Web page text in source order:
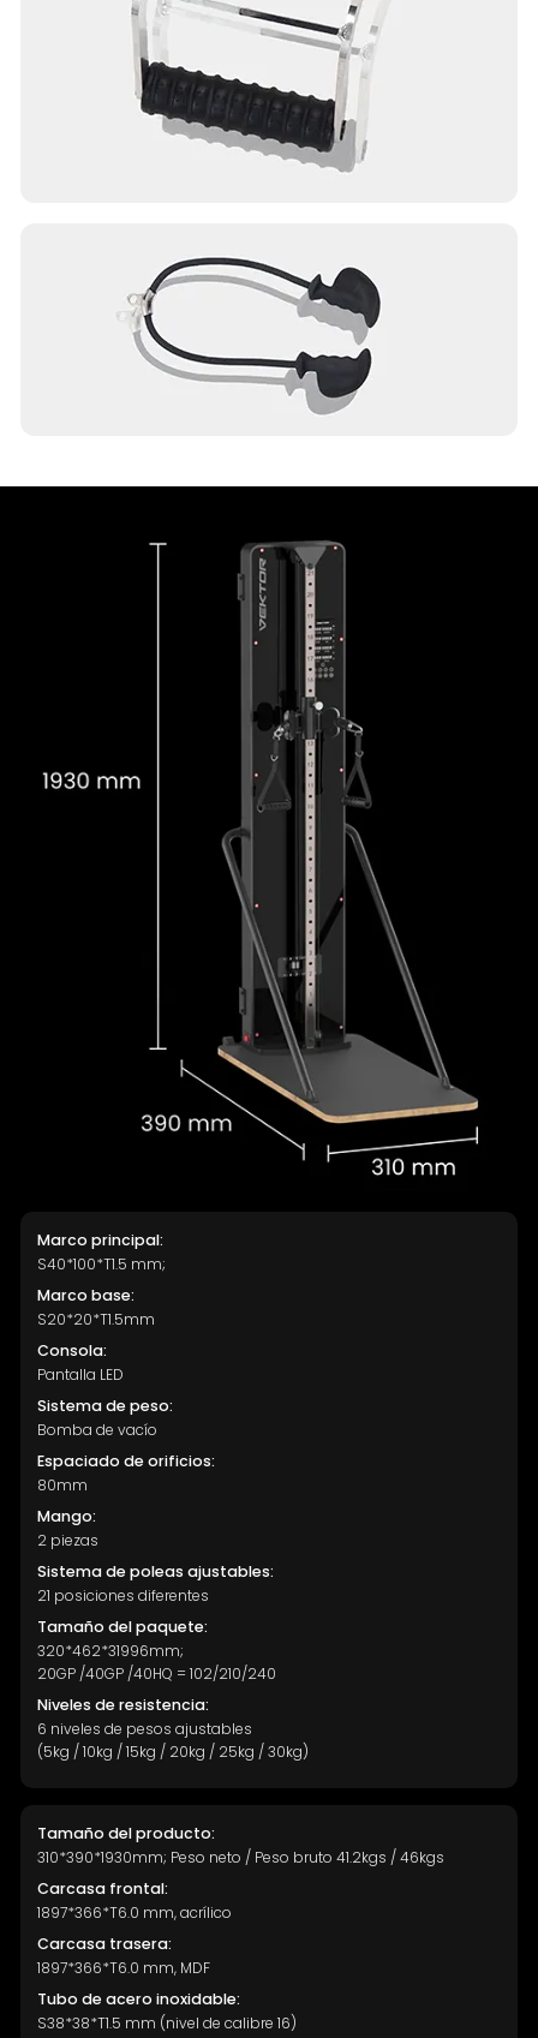
Marco principal:
S40*100*T1.5 mm;
Marco base:
S20*20*T1.5mm
Consola:
Pantalla LED
Sistema de peso:
Bomba de vacío
Espaciado de orificios:
80mm
Mango:
2 piezas
Sistema de poleas ajustables:
21 posiciones diferentes
Tamaño del paquete:
320*462*31996mm;
20GP /40GP /40HQ = 102/210/240
Niveles de resistencia:
6 niveles de pesos ajustables
(5kg / 10kg / 15kg / 20kg / 25kg / 30kg)
Tamaño del producto:
310*390*1930mm; Peso neto / Peso bruto 41.2kgs / 46kgs
Carcasa frontal:
1897*366*T6.0 mm, acrílico
Carcasa trasera:
1897*366*T6.0 mm, MDF
Tubo de acero inoxidable:
S38*38*T1.5 mm (nivel de calibre 16)